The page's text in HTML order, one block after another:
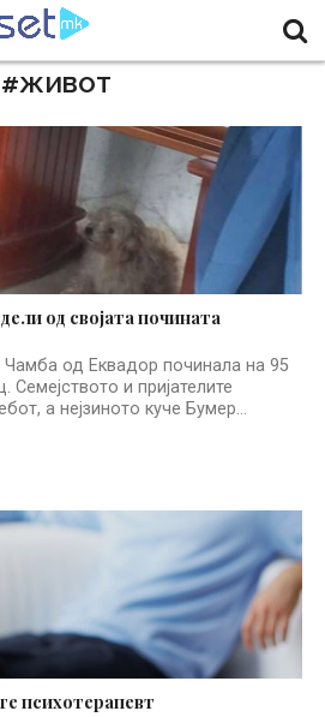
#ЖИВОТ
од својата почината
Чамба од Еквадор починала на 95
и пријателите
а нејзиното куче Бумер...
психотерапевт